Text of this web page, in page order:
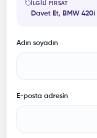
İLGILI FIRSAT
Davet Et, BMW
Adın soyadın
E-posta adresin